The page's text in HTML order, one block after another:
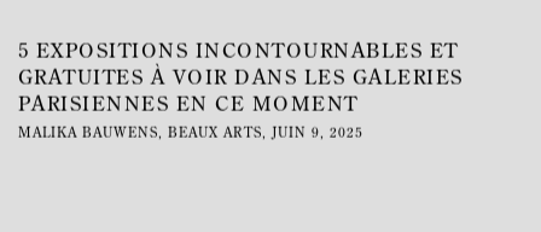
5 EXPOSITIONS INCONTOURNABLES ET
GRATUITES À VOIR DANS LES GALERIES
PARISIENNES EN CE MOMENT
MALIKA BAUWENS, BEAUX ARTS, JUIN 9, 2025